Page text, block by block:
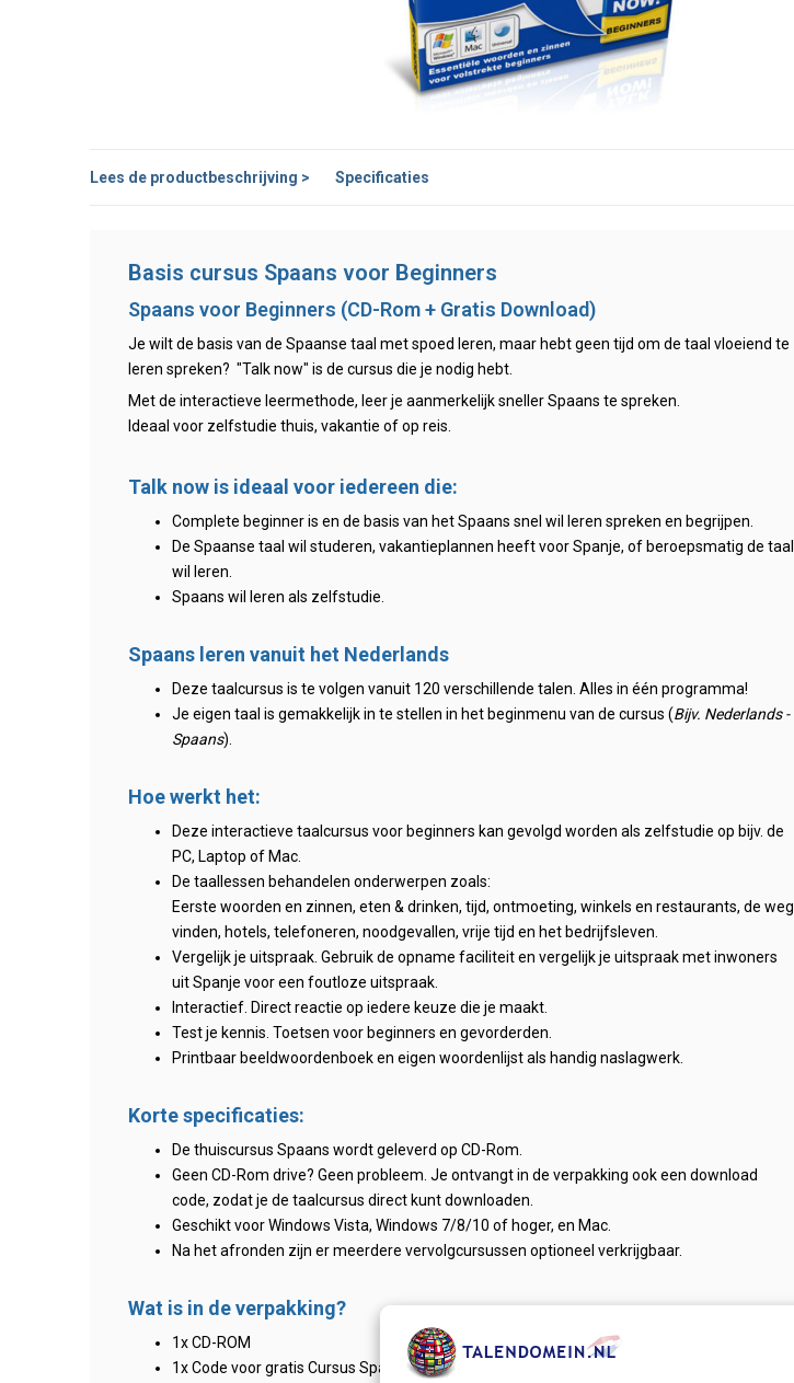
Lees de productbeschrijving > Specificaties
Basis cursus Spaans voor Beginners
Spaans voor Beginners (CD-Rom + Gratis Download)
Je wilt de basis van de Spaanse taal met spoed leren, maar hebt geen tijd om de taal vloeiend te
leren spreken? "Talk now" is de cursus die je nodig hebt.
Met de interactieve leermethode, leer je aanmerkelijk sneller Spaans te spreken.
Ideaal voor zelfstudie thuis, vakantie of op reis.
Talk now is ideaal voor iedereen die:
Complete beginner is en de basis van het Spaans snel wil leren spreken en begrijpen.
De Spaanse taal wil studeren, vakantieplannen heeft voor Spanje, of beroepsmatig de taal
wil leren.
Spaans wil leren als zelfstudie.
Spaans leren vanuit het Nederlands
Deze taalcursus is te volgen vanuit 120 verschillende talen. Alles in één programma!
Je eigen taal is gemakkelijk in te stellen in het beginmenu van de cursus (Bijv. Nederlands -
Spaans).
Hoe werkt het:
Deze interactieve taalcursus voor beginners kan gevolgd worden als zelfstudie op bijv. de
PC, Laptop of Mac.
De taallessen behandelen onderwerpen zoals:
Eerste woorden en zinnen, eten & drinken, tijd, ontmoeting, winkels en restaurants, de weg
vinden, hotels, telefoneren, noodgevallen, vrije tijd en het bedrijfsleven.
Vergelijk je uitspraak. Gebruik de opname faciliteit en vergelijk je uitspraak met inwoners
uit Spanje voor een foutloze uitspraak.
Interactief. Direct reactie op iedere keuze die je maakt.
Test je kennis. Toetsen voor beginners en gevorderden.
Printbaar beeldwoordenboek en eigen woordenlijst als handig naslagwerk.
Korte specificaties:
De thuiscursus Spaans wordt geleverd op CD-Rom.
Geen CD-Rom drive? Geen probleem. Je ontvangt in de verpakking ook een download
code, zodat je de taalcursus direct kunt downloaden.
Geschikt voor Windows Vista, Windows 7/8/10 of hoger, en Mac.
Na het afronden zijn er meerdere vervolgcursussen optioneel verkrijgbaar.
Wat is in de verpakking?
1x CD-ROM
1x Code voor gratis Cursus Spaans Download